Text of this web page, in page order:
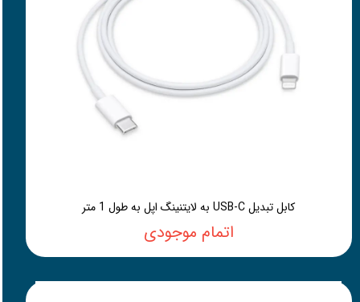
کابل تبدیل USB-C به لایتنینگ اپل به طول 1 متر
اتمام موجودی